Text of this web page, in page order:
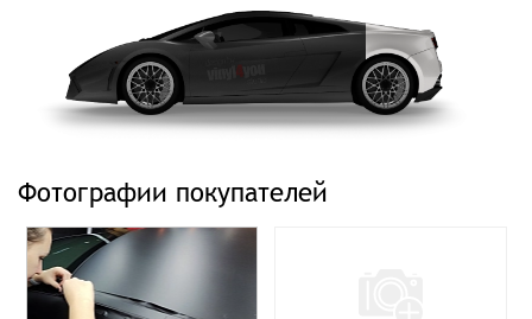
Фотографии покупателей